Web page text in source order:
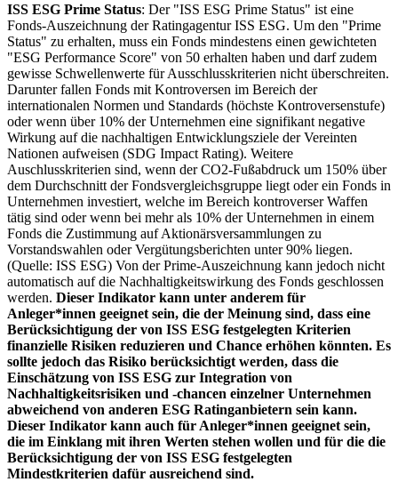
ISS ESG Prime Status: Der "ISS ESG Prime Status" ist eine
Fonds-Auszeichnung der Ratingagentur ISS ESG. Um den "Prime
Status" zu erhalten, muss ein Fonds mindestens einen gewichteten
"ESG Performance Score" von 50 erhalten haben und darf zudem
gewisse Schwellenwerte für Ausschlusskriterien nicht überschreiten.
Darunter fallen Fonds mit Kontroversen im Bereich der
internationalen Normen und Standards (höchste Kontroversenstufe)
oder wenn über 10% der Unternehmen eine signifikant negative
Wirkung auf die nachhaltigen Entwicklungsziele der Vereinten
Nationen aufweisen (SDG Impact Rating). Weitere
Auschlusskriterien sind, wenn der CO2-Fußabdruck um 150% über
dem Durchschnitt der Fondsvergleichsgruppe liegt oder ein Fonds in
Unternehmen investiert, welche im Bereich kontroverser Waffen
tätig sind oder wenn bei mehr als 10% der Unternehmen in einem
Fonds die Zustimmung auf Aktionärsversammlungen zu
Vorstandswahlen oder Vergütungsberichten unter 90% liegen.
(Quelle: ISS ESG) Von der Prime-Auszeichnung kann jedoch nicht
automatisch auf die Nachhaltigkeitswirkung des Fonds geschlossen
werden. Dieser Indikator kann unter anderem für
Anleger*innen geeignet sein, die der Meinung sind, dass eine
Berücksichtigung der von ISS ESG festgelegten Kriterien
finanzielle Risiken reduzieren und Chance erhöhen könnten. Es
sollte jedoch das Risiko berücksichtigt werden, dass die
Einschätzung von ISS ESG zur Integration von
Nachhaltigkeitsrisiken und -chancen einzelner Unternehmen
abweichend von anderen ESG Ratinganbietern sein kann.
Dieser Indikator kann auch für Anleger*innen geeignet sein,
die im Einklang mit ihren Werten stehen wollen und für die die
Berücksichtigung der von ISS ESG festgelegten
Mindestkriterien dafür ausreichend sind.